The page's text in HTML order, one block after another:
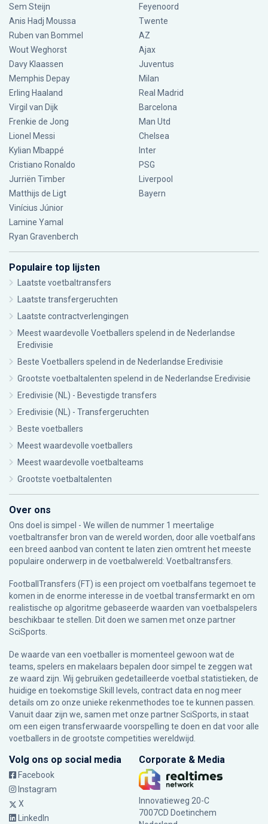
Sem Steijn
Anis Hadj Moussa
Ruben van Bommel
Wout Weghorst
Davy Klaassen
Memphis Depay
Erling Haaland
Virgil van Dijk
Frenkie de Jong
Lionel Messi
Kylian Mbappé
Cristiano Ronaldo
Jurriën Timber
Matthijs de Ligt
Vinícius Júnior
Lamine Yamal
Ryan Gravenberch
Feyenoord
Twente
AZ
Ajax
Juventus
Milan
Real Madrid
Barcelona
Man Utd
Chelsea
Inter
PSG
Liverpool
Bayern
Populaire top lijsten
Laatste voetbaltransfers
Laatste transfergeruchten
Laatste contractverlengingen
Meest waardevolle Voetballers spelend in de Nederlandse
Eredivisie
Beste Voetballers spelend in de Nederlandse Eredivisie
Grootste voetbaltalenten spelend in de Nederlandse Eredivisie
Eredivisie (NL) - Bevestigde transfers
Eredivisie (NL) - Transfergeruchten
Beste voetballers
Meest waardevolle voetballers
Meest waardevolle voetbalteams
Grootste voetbaltalenten
Over ons
Ons doel is simpel - We willen de nummer 1 meertalige
voetbaltransfer bron van de wereld worden, door alle voetbalfans
een breed aanbod van content te laten zien omtrent het meeste
populaire onderwerp in de voetbalwereld: Voetbaltransfers.
FootballTransfers (FT) is een project om voetbalfans tegemoet te
komen in de enorme interesse in de voetbal transfermarkt en om
realistische op algoritme gebaseerde waarden van voetbalspelers
beschikbaar te stellen. Dit doen we samen met onze partner
SciSports
De waarde van een voetballer is momenteel gewoon wat de
teams, spelers en makelaars bepalen door simpel te zeggen wat
ze waard zijn. Wij gebruiken gedetailleerde voetbal statistieken, de
huidige en toekomstige Skill levels, contract data en nog meer
details om zo onze unieke rekenmethodes toe te kunnen passen.
Vanuit daar zijn we, samen met onze partner SciSports, in staat
om een eigen transferwaarde voorspelling te doen en dat voor alle
voetballers in de grootste competities wereldwijd.
Volg ons op social media
Facebook
Instagram
X
LinkedIn
Corporate & Media
Innovatieweg 20-C
7007CD Doetinchem